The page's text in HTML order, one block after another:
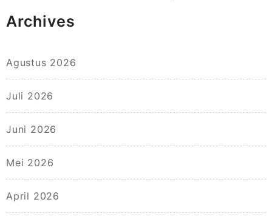
Archives
Agustus 2026
Juli 2026
Juni 2026
Mei 2026
April 2026